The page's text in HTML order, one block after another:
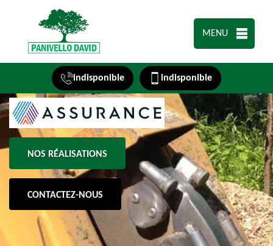
MENU
indisponible indisponible
NOS RÉALISATIONS
CONTACTEZ-NOUS